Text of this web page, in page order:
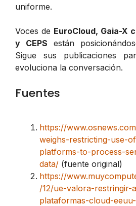
uniforme.
Voces de EuroCloud, Gaia-X
y CEPS están
Sigue sus publicaciones
evoluciona la conversación.
Fuentes
https://
weighs-restricting-use-
platforms-to-process-
data/ (fuente original)
https://
/12/ue-valora-restringir-
plataformas-cloud-